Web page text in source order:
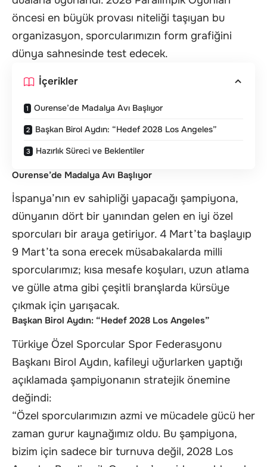
öncesi en büyük provası niteliği taşıyan bu
organizasyon, sporcularımızın form grafiğini
dünya sahnesinde test edecek.
İçerikler
Ourense’de Madalya Avı Başlıyor
Başkan Birol Aydın: “Hedef 2028 Los Angeles”
Hazırlık Süreci ve Beklentiler
Ourense’de Madalya Avı Başlıyor
İspanya’nın ev sahipliği yapacağı şampiyona,
dünyanın dört bir yanından gelen en iyi özel
sporcuları bir araya getiriyor. 4 Mart’ta başlayıp
9 Mart’ta sona erecek müsabakalarda milli
sporcularımız; kısa mesafe koşuları, uzun atlama
ve gülle atma gibi çeşitli branşlarda kürsüye
çıkmak için yarışacak.
Başkan Birol Aydın: “Hedef 2028 Los Angeles”
Türkiye Özel Sporcular Spor Federasyonu
Başkanı Birol Aydın, kafileyi uğurlarken yaptığı
açıklamada şampiyonanın stratejik önemine
değindi:
“Özel sporcularımızın azmi ve mücadele gücü her
zaman gurur kaynağımız oldu. Bu şampiyona,
bizim için sadece bir turnuva değil, 2028 Los